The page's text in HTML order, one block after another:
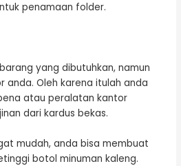
penamaan folder.
yang dibutuhkan, namun
anda. Oleh karena itulah anda
atau peralatan kantor
dari kardus bekas.
mudah, anda bisa membuat
botol minuman kaleng.